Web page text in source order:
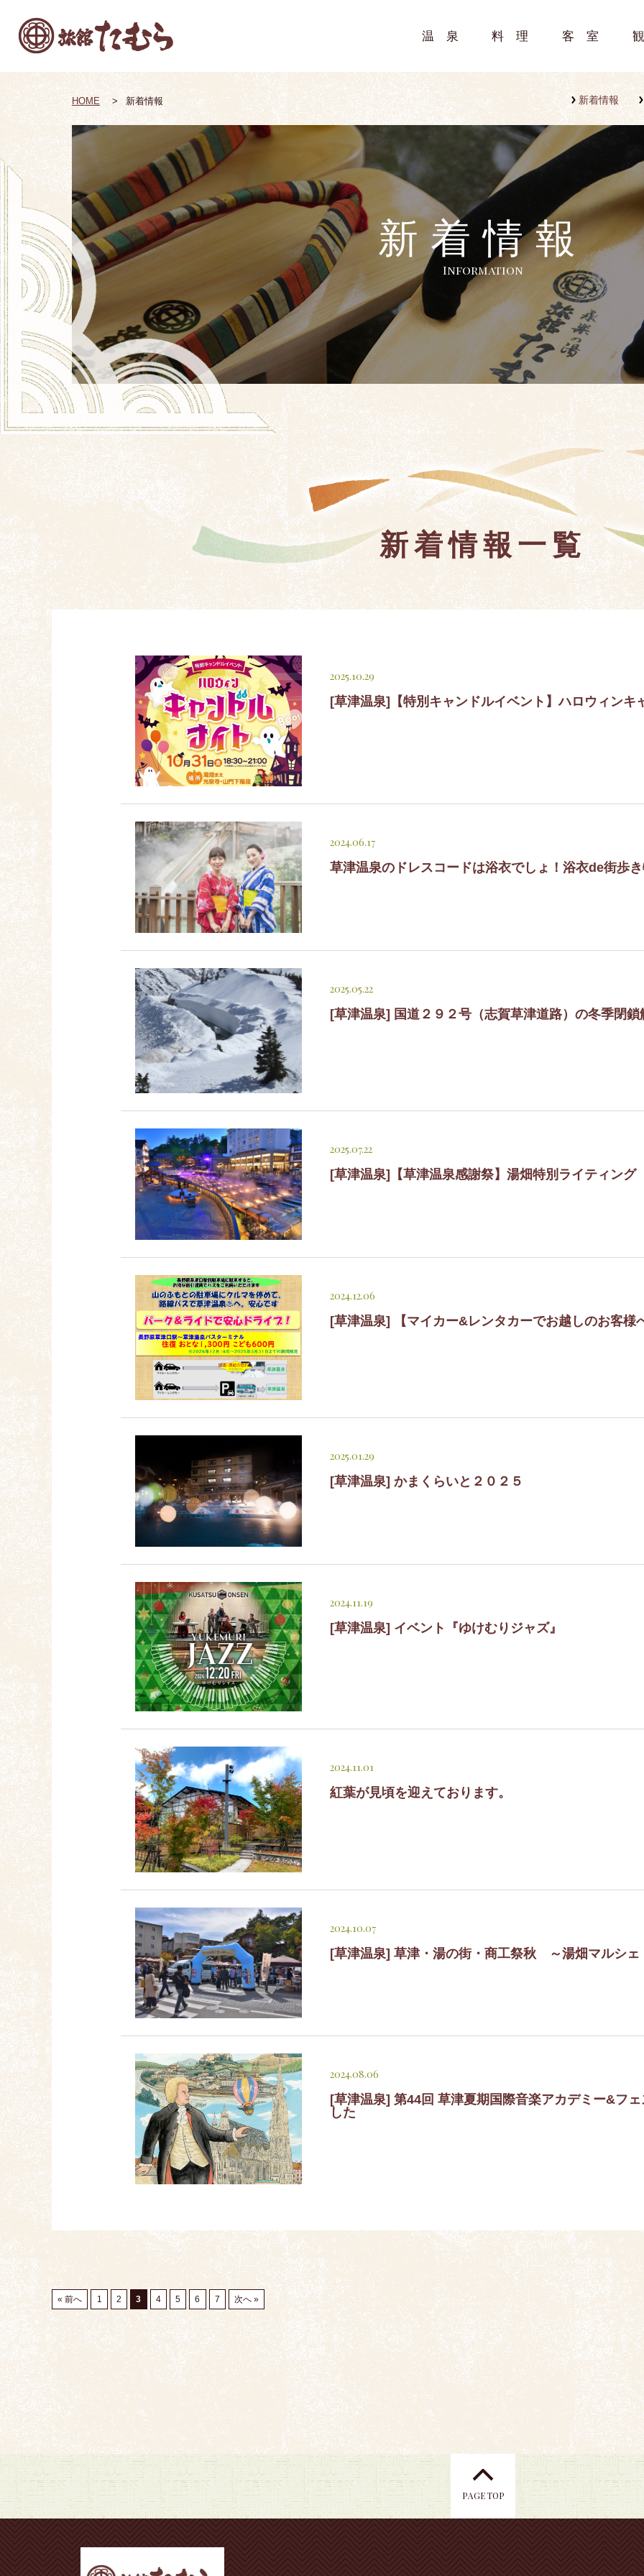
温泉 料理 客室
新着情報
新着情報
Information
HOME 新着情報
新着情報一覧
2025.10.29
[草津温泉]【特別キャンドルイベント】ハロウィンキ
2024.06.17
草津温泉のドレスコードは浴衣でしょ！浴衣de街歩
2025.05.22
[草津温泉] 国道２９２号（志賀草津道路）の冬季閉鎖
2025.07.22
[草津温泉]【草津温泉感謝祭】湯畑特別ライティング
2024.12.06
[草津温泉] 【マイカー&レンタカーでお越しのお客様
2025.01.29
[草津温泉] かまくらいと２０２５
2024.11.19
[草津温泉] イベント『ゆけむりジャズ』
2024.11.01
紅葉が見頃を迎えております。
2024.10.07
[草津温泉] 草津・湯の街・商工祭秋 ～湯畑マルシ
2024.08.06
[草津温泉] 第44回 草津夏期国際音楽アカデミー&
した
« 前へ 1 2 3 4 5 6 7 次へ »
PAGE TOP